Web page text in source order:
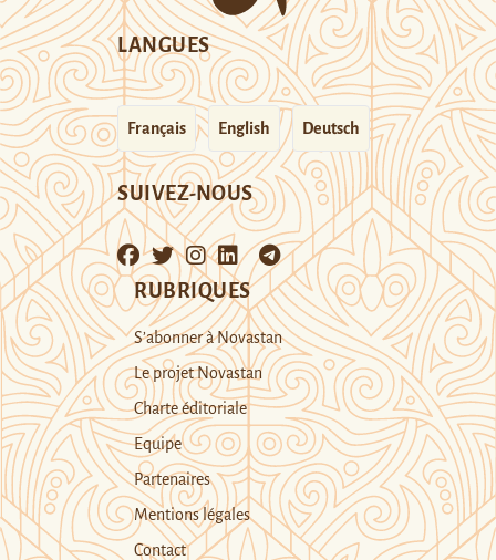
LANGUES
Français English Deutsch
SUIVEZ-NOUS
RUBRIQUES
S’abonner à Novastan
Le projet Novastan
Charte éditoriale
Equipe
Partenaires
Mentions légales
Contact